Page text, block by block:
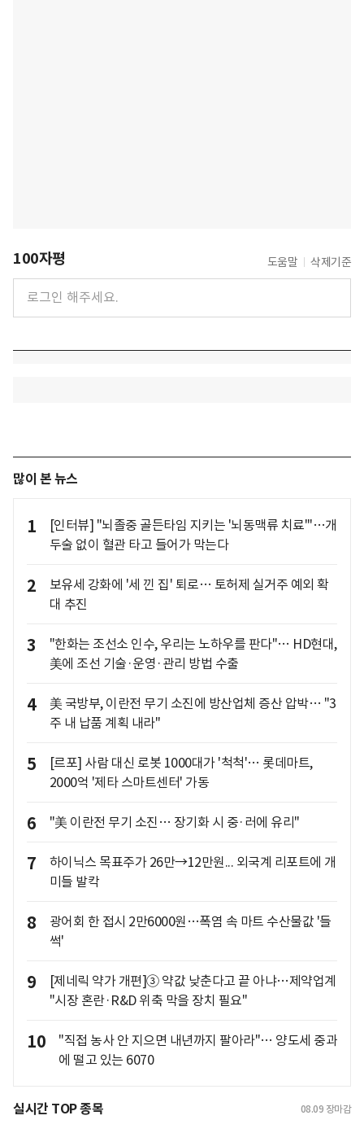
100자평 도움말 삭제기준
많이 본 뉴스
1
[인터뷰] "뇌졸중 골든타임 지키는 '뇌동맥류 치료'"…개
두술 없이 혈관 타고 들어가 막는다
2
보유세 강화에 '세 낀 집' 퇴로… 토허제 실거주 예외 확
대 추진
3
"한화는 조선소 인수, 우리는 노하우를 판다"… HD현대,
美에 조선 기술·운영·관리 방법 수출
4
美 국방부, 이란전 무기 소진에 방산업체 증산 압박… "3
주 내 납품 계획 내라"
5
[르포] 사람 대신 로봇 1000대가 '척척'… 롯데마트,
2000억 '제타 스마트센터' 가동
6 "美 이란전 무기 소진… 장기화 시 중·러에 유리"
7
하이닉스 목표주가 26만→12만원... 외국계 리포트에 개
미들 발칵
8
광어회 한 접시 2만6000원…폭염 속 마트 수산물값 '들
썩'
9
[제네릭 약가 개편]③ 약값 낮춘다고 끝 아냐…제약업계
"시장 혼란·R&D 위축 막을 장치 필요"
10
"직접 농사 안 지으면 내년까지 팔아라"… 양도세 중과
에 떨고 있는 6070
실시간 TOP 종목 08.09 장마감